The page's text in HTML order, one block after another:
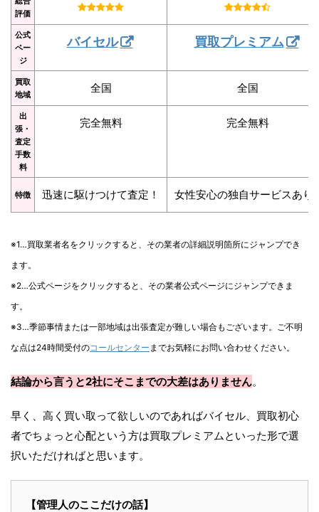
評価
公式
ペー
ジ
バイセル 買取プレミアム
買取
地域
全国 全国
出
張・
査定
手数
料
完全無料 完全無料
特徴 迅速に駆けつけて査定！ 女性安心の独自サービスあり
※1…買取業者名をクリックすると、その業者の詳細説明箇所にジャンプでき
ます。
※2…公式ページをクリックすると、その業者公式ページにジャンプできま
す。
※3…季節事情または一部地域は出張査定が難しい場合もございます。ご不明
な点は24時間受付のコールセンター までお気軽にお問い合わせください。
結論から言うと2社にそこまでの大差はありません。
早く、高く買い取って欲しいのであればバイセル、買取初心
者でちょっと心配という方は買取プレミアムといった形で選
択いただければと思います。
【管理人のここだけの話】